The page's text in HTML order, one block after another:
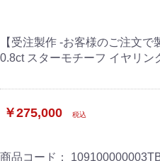
【受注製作 -お客様のご注文
0.8ct スターモチーフ イヤリン
￥275,000 税込
商品コード：